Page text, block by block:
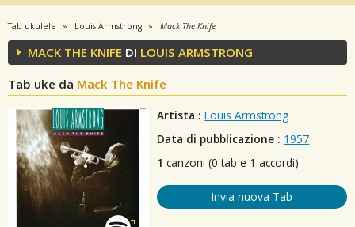
Tab ukulele Louis Armstrong Mack The Knife
MACK THE KNIFE DI LOUIS ARMSTRONG
Tab uke da Mack The Knife
Artista : Louis Armstrong
Data di pubblicazione : 1957
1 canzoni (0 tab e 1 accordi)
Invia nuova Tab